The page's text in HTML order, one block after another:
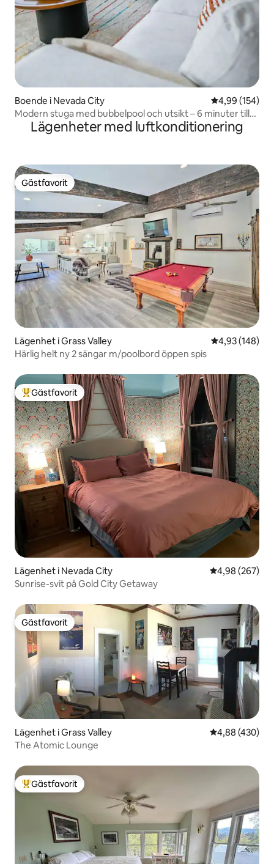
Boende i Nevada City 4,99 av 5 i
4,99 (154)
Modern stuga med bubbelpool och utsikt – 6 minuter till
dtwn NC
Lägenheter med luftkonditionering
Gästfavorit
Gästfavorit
Lägenhet i Grass Valley 4,93 av 5 i
4,93 (148)
Härlig helt ny 2 sängar m/poolbord öppen spis
Populär gästfavorit
Gästfavorit
Lägenhet i Nevada City 4,98 av 5 i
4,98 (267)
Sunrise-svit på Gold City Getaway
Gästfavorit
Gästfavorit
Lägenhet i Grass Valley 4,88 av 5 i
4,88 (430)
The Atomic Lounge
Populär gästfavorit
Gästfavorit